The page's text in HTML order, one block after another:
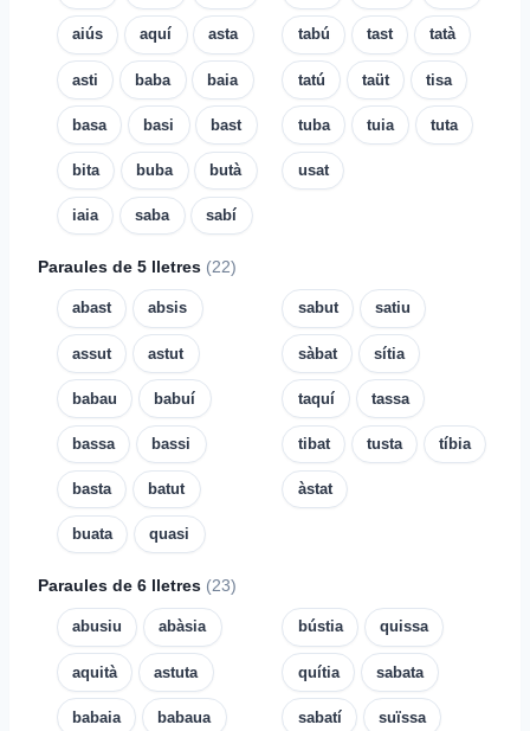
aiús aquí asta
asti baba baia
basa basi bast
bita buba butà
iaia saba sabí
tabú tast tatà
tatú taüt tisa
tuba tuia tuta
usat
Paraules de 5 lletres (22)
abast absis
assut astut
babau babuí
bassa bassi
basta batut
buata quasi
sabut satiu
sàbat sítia
taquí tassa
tibat tusta tíbia
àstat
Paraules de 6 lletres (23)
abusiu abàsia
aquità astuta
babaia babaua
bústia quissa
quítia sabata
sabatí suïssa